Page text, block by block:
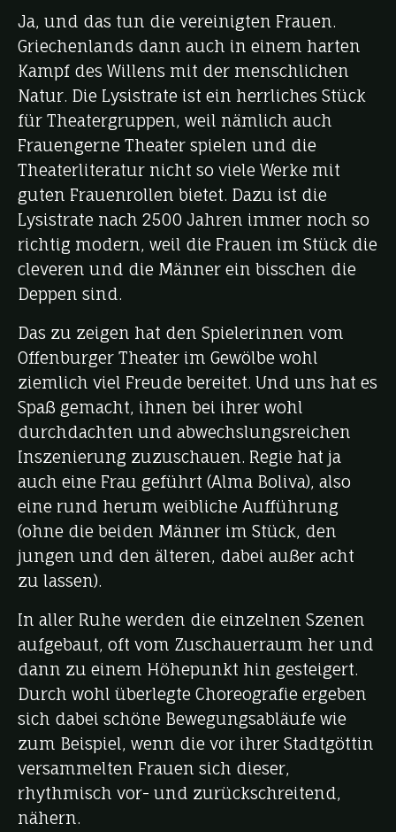
Ja, und das tun die vereinigten Frauen.
Griechenlands dann auch in einem harten
Kampf des Willens mit der menschlichen
Natur. Die Lysistrate ist ein herrliches Stück
für Theatergruppen, weil nämlich auch
Frauengerne Theater spielen und die
Theaterliteratur nicht so viele Werke mit
guten Frauenrollen bietet. Dazu ist die
Lysistrate nach 2500 Jahren immer noch so
richtig modern, weil die Frauen im Stück die
cleveren und die Männer ein bisschen die
Deppen sind.
Das zu zeigen hat den Spielerinnen vom
Offenburger Theater im Gewölbe wohl
ziemlich viel Freude bereitet. Und uns hat es
Spaß gemacht, ihnen bei ihrer wohl
durchdachten und abwechslungsreichen
Inszenierung zuzuschauen. Regie hat ja
auch eine Frau geführt (Alma Boliva), also
eine rund herum weibliche Aufführung
(ohne die beiden Männer im Stück, den
jungen und den älteren, dabei außer acht
zu lassen).
In aller Ruhe werden die einzelnen Szenen
aufgebaut, oft vom Zuschauerraum her und
dann zu einem Höhepunkt hin gesteigert.
Durch wohl überlegte Choreografie ergeben
sich dabei schöne Bewegungsabläufe wie
zum Beispiel, wenn die vor ihrer Stadtgöttin
versammelten Frauen sich dieser,
rhythmisch vor- und zurückschreitend,
nähern.